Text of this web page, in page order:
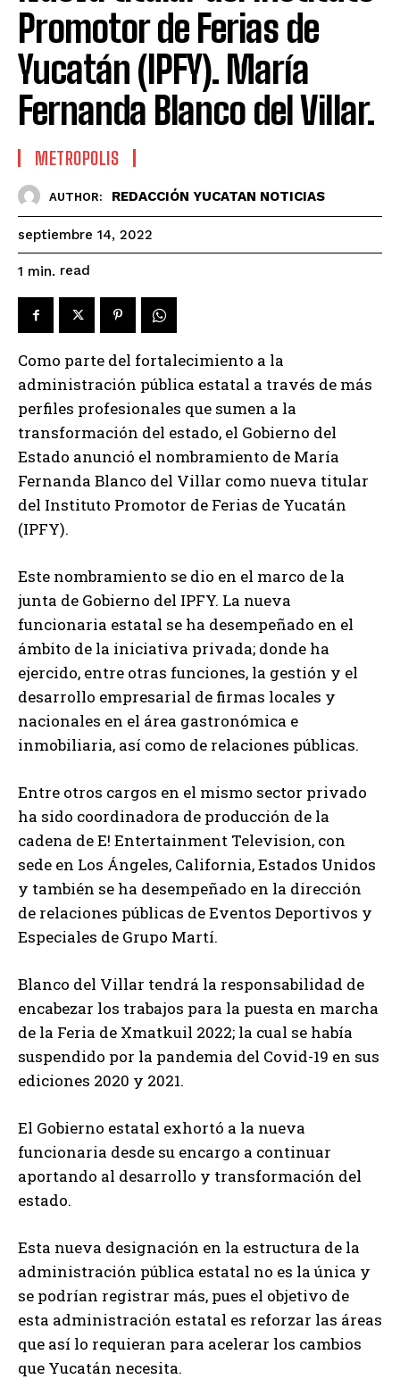
Promotor de Ferias de
Yucatán (IPFY). María
Fernanda Blanco del Villar.
METROPOLIS
AUTHOR: REDACCIÓN YUCATAN NOTICIAS
septiembre 14, 2022
1 min. read
Como parte del fortalecimiento a la
administración pública estatal a través de más
perfiles profesionales que sumen a la
transformación del estado, el Gobierno del
Estado anunció el nombramiento de María
Fernanda Blanco del Villar como nueva titular
del Instituto Promotor de Ferias de Yucatán
(IPFY).
Este nombramiento se dio en el marco de la
junta de Gobierno del IPFY. La nueva
funcionaria estatal se ha desempeñado en el
ámbito de la iniciativa privada; donde ha
ejercido, entre otras funciones, la gestión y el
desarrollo empresarial de firmas locales y
nacionales en el área gastronómica e
inmobiliaria, así como de relaciones públicas.
Entre otros cargos en el mismo sector privado
ha sido coordinadora de producción de la
cadena de E! Entertainment Television, con
sede en Los Ángeles, California, Estados Unidos
y también se ha desempeñado en la dirección
de relaciones públicas de Eventos Deportivos y
Especiales de Grupo Martí.
Blanco del Villar tendrá la responsabilidad de
encabezar los trabajos para la puesta en marcha
de la Feria de Xmatkuil 2022; la cual se había
suspendido por la pandemia del Covid-19 en sus
ediciones 2020 y 2021.
El Gobierno estatal exhortó a la nueva
funcionaria desde su encargo a continuar
aportando al desarrollo y transformación del
estado.
Esta nueva designación en la estructura de la
administración pública estatal no es la única y
se podrían registrar más, pues el objetivo de
esta administración estatal es reforzar las áreas
que así lo requieran para acelerar los cambios
que Yucatán necesita.